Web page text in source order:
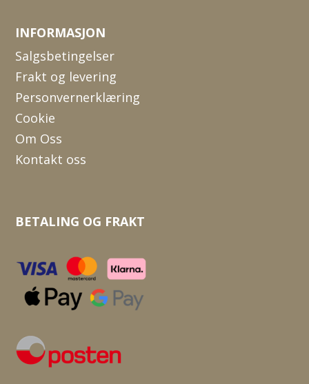
INFORMASJON
Salgsbetingelser
Frakt og levering
Personvernerklæring
Cookie
Om Oss
Kontakt oss
BETALING OG FRAKT